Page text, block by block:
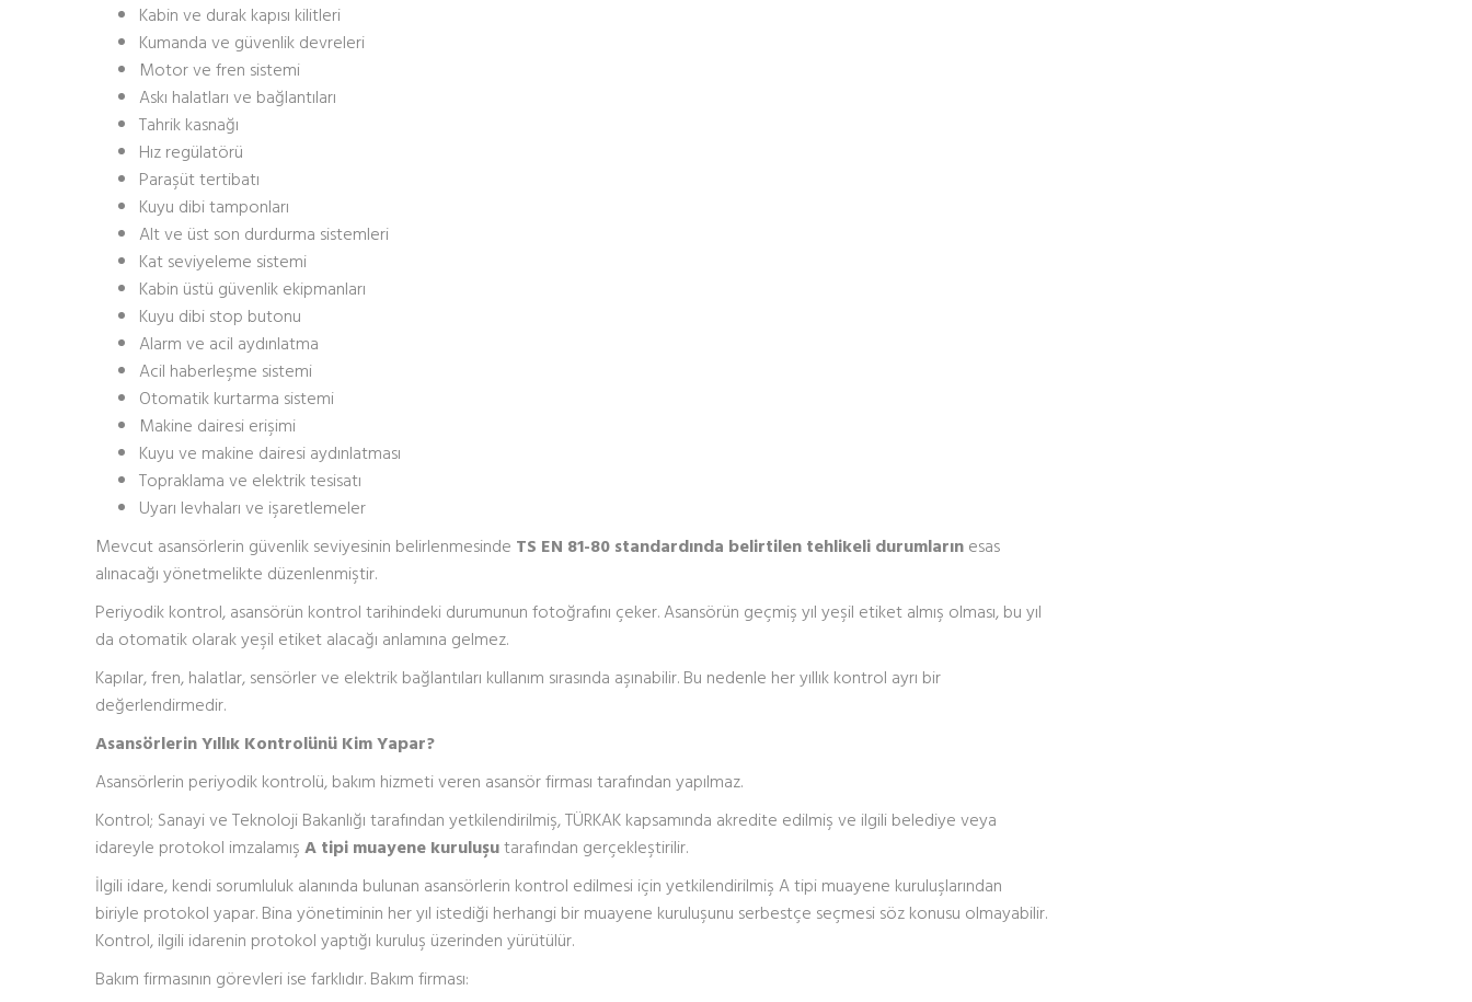
Kabin ve durak kapısı kilitleri
Kumanda ve güvenlik devreleri
Motor ve fren sistemi
Askı halatları ve bağlantıları
Tahrik kasnağı
Hız regülatörü
Paraşüt tertibatı
Kuyu dibi tamponları
Alt ve üst son durdurma sistemleri
Kat seviyeleme sistemi
Kabin üstü güvenlik ekipmanları
Kuyu dibi stop butonu
Alarm ve acil aydınlatma
Acil haberleşme sistemi
Otomatik kurtarma sistemi
Makine dairesi erişimi
Kuyu ve makine dairesi aydınlatması
Topraklama ve elektrik tesisatı
Uyarı levhaları ve işaretlemeler
Mevcut asansörlerin güvenlik seviyesinin belirlenmesinde TS EN 81-80 standardında belirtilen tehlikeli durumların esas
alınacağı yönetmelikte düzenlenmiştir.
Periyodik kontrol, asansörün kontrol tarihindeki durumunun fotoğrafını çeker. Asansörün geçmiş yıl yeşil etiket almış olması, bu yıl
da otomatik olarak yeşil etiket alacağı anlamına gelmez.
Kapılar, fren, halatlar, sensörler ve elektrik bağlantıları kullanım sırasında aşınabilir. Bu nedenle her yıllık kontrol ayrı bir
değerlendirmedir.
Asansörlerin Yıllık Kontrolünü Kim Yapar?
Asansörlerin periyodik kontrolü, bakım hizmeti veren asansör firması tarafından yapılmaz.
Kontrol; Sanayi ve Teknoloji Bakanlığı tarafından yetkilendirilmiş, TÜRKAK kapsamında akredite edilmiş ve ilgili belediye veya
idareyle protokol imzalamış A tipi muayene kuruluşutarafından gerçekleştirilir.
İlgili idare, kendi sorumluluk alanında bulunan asansörlerin kontrol edilmesi için yetkilendirilmiş A tipi muayene kuruluşlarından
biriyle protokol yapar. Bina yönetiminin her yıl istediği herhangi bir muayene kuruluşunu serbestçe seçmesi söz konusu olmayabilir.
Kontrol, ilgili idarenin protokol yaptığı kuruluş üzerinden yürütülür.
Bakım firmasının görevleri ise farklıdır. Bakım firması: